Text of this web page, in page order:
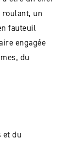
un
fauteuil
engagée
du
et du